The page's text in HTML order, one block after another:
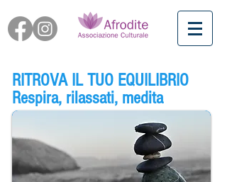
RITROVA IL TUO EQUILIBRIO
Respira, rilassati, medita